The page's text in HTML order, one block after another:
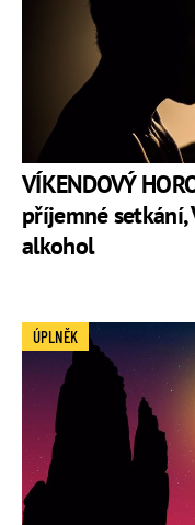
VÍKENDOVÝ
příjemné setkání,
alkohol
ÚPLNĚK